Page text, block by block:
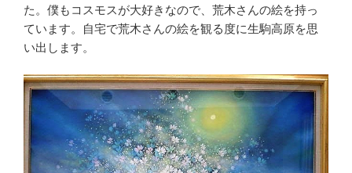
た。僕もコスモスが大好きなので、荒木さんの絵を持っ
ています。自宅で荒木さんの絵を観る度に生駒高原を思
い出します。